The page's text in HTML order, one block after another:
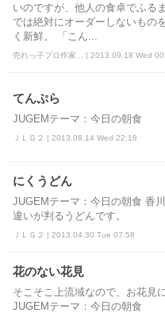
いのですが、他人の食卓でふる
では絶対にオーダーしないもの
く新鮮。 「こん...
売れっ子プロ作家... | 2013.09.18 Wed
てんぷら
JUGEMテーマ：今日の朝食
ＪＬＧ２ | 2013.08.14 Wed 22:18
にくうどん
JUGEMテーマ：今日の朝食 香
違いが判るうどんです。
ＪＬＧ２ | 2013.04.30 Tue 07:58
花のない花見
そこそこ上流域なので、お花見
JUGEMテーマ：今日の朝食